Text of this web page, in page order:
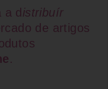
a d istribuír
de artigos
.